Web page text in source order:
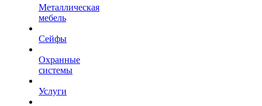
Металлическая
мебель
Сейфы
Охранные
системы
Услуги